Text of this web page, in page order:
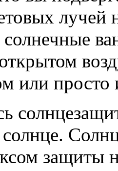
лучей
или просто
защиты